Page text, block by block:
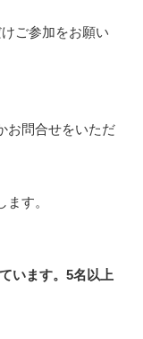
ご参加をお願い
お問合せをいただ
す。
います。5名以上